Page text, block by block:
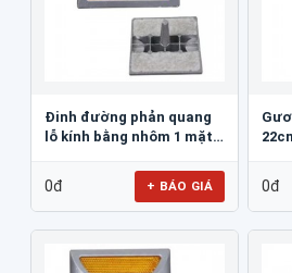
Đinh đường phản quang
lỗ kính bằng nhôm 1 mặt
0đ + BÁO GIÁ 0đ